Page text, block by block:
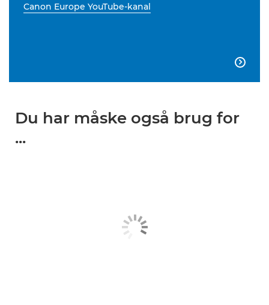
Canon Europe YouTube-kanal

Du har måske også brug for
...